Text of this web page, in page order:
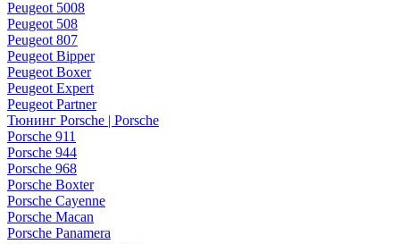
Peugeot 5008
Peugeot 508
Peugeot 807
Peugeot Bipper
Peugeot Boxer
Peugeot Expert
Peugeot Partner
Тюнинг Porsche | Porsche
Porsche 911
Porsche 944
Porsche 968
Porsche Boxter
Porsche Cayenne
Porsche Macan
Porsche Panamera